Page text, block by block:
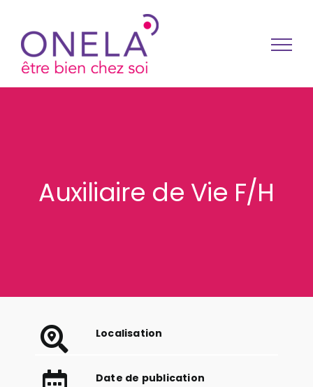
Auxiliaire de Vie F/H
Localisation
Date de publication